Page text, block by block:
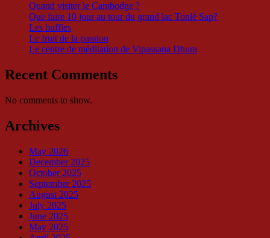
Quand visiter le Cambodge ?
Que faire 10 jour au tour du grand lac Tonlé Sap?
Les buffles
Le fruit de la passion
Le centre de méditation de Vipassana Dhura
Recent Comments
No comments to show.
Archives
May 2026
December 2025
October 2025
September 2025
August 2025
July 2025
June 2025
May 2025